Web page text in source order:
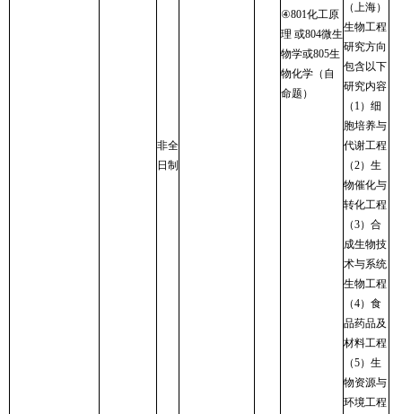
非全
日制
④801化工原
理 或804微生
物学或805生
物化学（自
命题）
（上海）
生物工程
研究方向
包含以下
研究内容
（ 1）细
胞培养与
代谢工程
（2）生
物催化与
转化工程
（3）合
成生物技
术与系统
生物工程
（4）食
品药品及
材料工程
（5）生
物资源与
环境工程